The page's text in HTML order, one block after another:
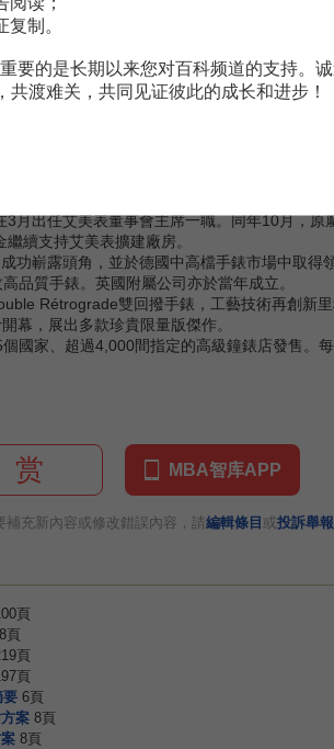
心。
擴展全球（瑞士：1983年，荷蘭：1986年，英
的錶殼製造廠，並不斷地投資機械及設備，
香港、新加坡、馬來西亞及泰國的分支，重
出，開拓中東地區市場。
瑞士法朗更新及擴展位於Saignelégier製表廠，
功令艾美表的經銷網路遍及全球
的錶殼製造設備，提高質素及生產量，以
中心在Saignelégier成立，2000年環球小姐
月出任艾美表董事會主席一職。同年10月，
續支持艾美表擴建廠房。
功嶄露頭角，並於德國中高檔手錶市場中取
品質手錶。英國附屬公司亦於當年成立。
Rétrograde雙回撥手錶，工藝技術再創新
幕，展出多款珍貴限量版傑作。
國家、超過4,000間指定的高級鐘錶店發售。
赏 MBA智库APP
充新內容或修改錯誤內容，請編輯條目 或投訴舉報
頁
頁
頁
頁
要 6頁
案 8頁
8頁
复制。
要的是长期以来您对百科频道的支持。
共渡难关，共同见证彼此的成长和进步！